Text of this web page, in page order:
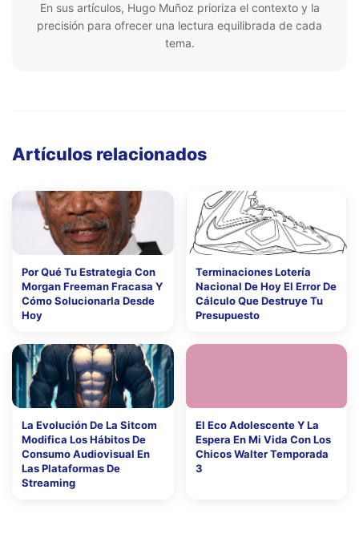
En sus artículos, Hugo Muñoz prioriza el contexto y la
precisión para ofrecer una lectura equilibrada de cada
tema.
Artículos relacionados
Por Qué Tu Estrategia Con
Morgan Freeman Fracasa Y
Cómo Solucionarla Desde
Hoy
Terminaciones Lotería
Nacional De Hoy El Error De
Cálculo Que Destruye Tu
Presupuesto
La Evolución De La Sitcom
Modifica Los Hábitos De
Consumo Audiovisual En
Las Plataformas De
Streaming
El Eco Adolescente Y La
Espera En Mi Vida Con Los
Chicos Walter Temporada
3